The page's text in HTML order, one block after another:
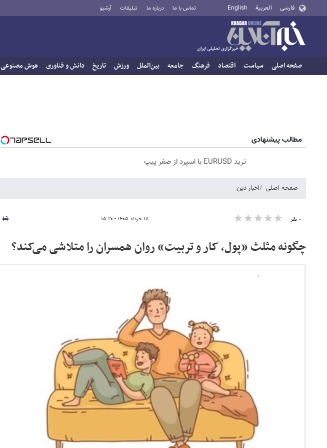
فارسی العربية English تماس با ما درباره ما تبلیغات آرشیو
صفحه اصلی سیاست اقتصاد فرهنگ جامعه بین‌الملل ورزش تاریخ دانش و فناوری هوش مصنوعی
مطالب پیشنهادی
ترید EURUSD با اسپرد از صفر پیپ
صفحه اصلی اخبار دین
۰ نفر ۱۸ خرداد ۱۴۰۵ - ۱۵:۲۰
چگونه مثلث «پول، کار و تربیت» روان همسران را متلاشی می‌کند؟